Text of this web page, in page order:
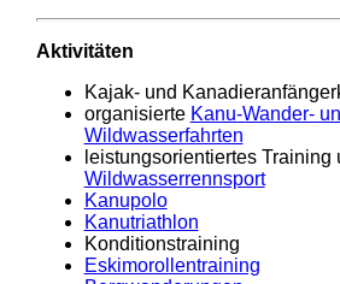
Aktivitäten
Kajak- und
organisierte Kanu-Wander-
Wildwasserfahrten
leistungsorientiertes Training
Wildwasserrennsport
Kanupolo
Kanutriathlon
Konditionstraining
Eskimorollentraining